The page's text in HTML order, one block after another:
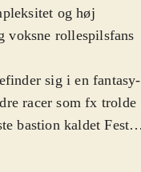
og høj
voksne rollespilsfans
sig i en fantasy-
racer som fx trolde
bastion kaldet Feste.